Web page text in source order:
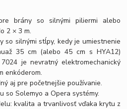
brány so silnými piliermi alebo
2 × 3 m.
so silnými stĺpy, kedy je umiestnenie
35 cm (alebo 45 cm s HYA12)
7024 je nevratný elektromechanický
enkóderom.
aj pre početnejšie používanie.
so Solemyo a Opera systémy.
kvalita a trvanlivosť vďaka krytu z